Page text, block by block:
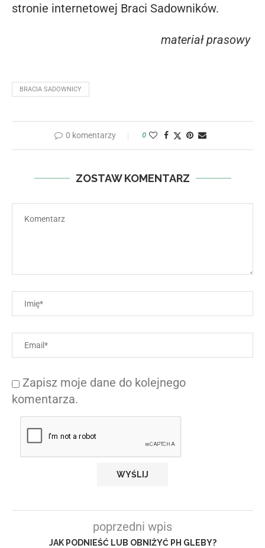
stronie internetowej Braci Sadowników.
materiał prasowy
BRACIA SADOWNICY
0 komentarzy 0
ZOSTAW KOMENTARZ
Zapisz moje dane do kolejnego
komentarza.
poprzedni wpis
JAK PODNIEŚĆ LUB OBNIŻYĆ PH GLEBY?